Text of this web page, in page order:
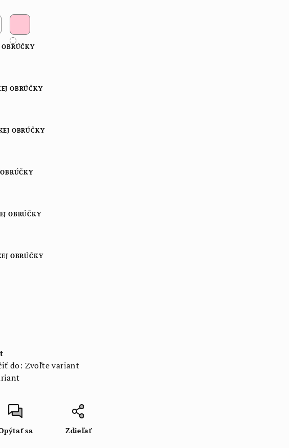
OBRÚČKY
OBRÚČKY
OBRÚČKY
OBRÚČKY
do: Zvoľte variant
sa Zdieľať